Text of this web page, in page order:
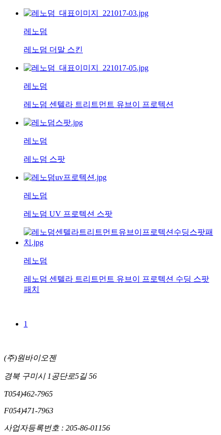
레노덤
레노덤 더말 스킨
레노덤
레노덤 센텔라 트리트먼트 유브이 프로텍션
레노덤
레노덤 스팟
레노덤
레노덤 UV 프로텍션 스팟
레노덤
레노덤 센텔라 트리트먼트 유브이 프로텍션 수딩 스팟
패치
1
(주)원바이오젠
경북 구미시 1공단로5길 56
T054)462-7965
F054)471-7963
사업자등록번호 : 205-86-01156